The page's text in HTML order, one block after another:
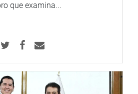
que examina...